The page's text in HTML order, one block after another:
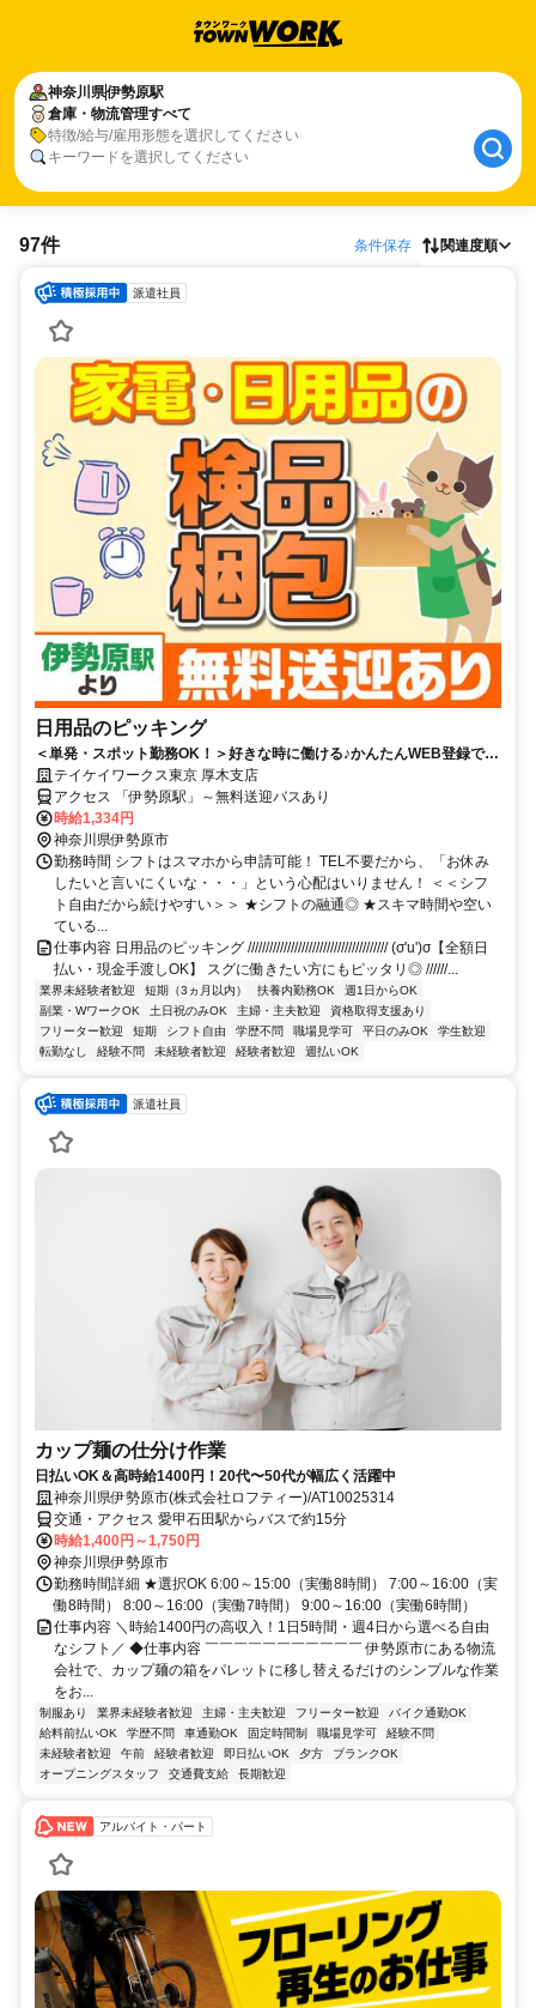
神奈川県伊勢原駅
倉庫・物流管理すべて
特徴/給与/雇用形態を選択してください
キーワードを選択してください
97件 条件保存 関連度順
派遣社員
日用品のピッキング
＜単発・スポット勤務OK！＞好きな時に働ける♪かんたんWEB登録で即
勤務！扶養内・Wワークにもオススメ！日払い◎
テイケイワークス東京 厚木支店
アクセス 「伊勢原駅」～無料送迎バスあり
時給1,334円
神奈川県伊勢原市
勤務時間 シフトはスマホから申請可能！ TEL不要だから、「お休み
したいと言いにくいな・・・」という心配はいりません！ ＜＜シフ
ト自由だから続けやすい＞＞ ★シフトの融通◎ ★スキマ時間や空い
ている...
仕事内容 日用品のピッキング /////////////////////////////////////// (σ'u')σ【全額日
払い・現金手渡しOK】 スグに働きたい方にもピッタリ◎ //////...
業界未経験者歓迎 短期（3ヵ月以内） 扶養内勤務OK
週1日からOK
副業・WワークOK
土日祝のみOK 主婦・主夫歓迎
資格取得支援あり
フリーター歓迎
短期 シフト自由 学歴不問 職場見学可 平日のみOK
学生歓迎
転勤なし
経験不問 未経験者歓迎 経験者歓迎 週払いOK
派遣社員
カップ麺の仕分け作業
日払いOK＆高時給1400円！20代〜50代が幅広く活躍中
神奈川県伊勢原市(株式会社ロフティー)/AT10025314
交通・アクセス 愛甲石田駅からバスで約15分
時給1,400円～1,750円
神奈川県伊勢原市
勤務時間詳細 ★選択OK 6:00～15:00（実働8時間） 7:00～16:00（実
働8時間） 8:00～16:00（実働7時間） 9:00～16:00（実働6時間）
仕事内容 ＼時給1400円の高収入！1日5時間・週4日から選べる自由
なシフト／ ◆仕事内容 ￣￣￣￣￣￣￣￣￣￣￣ 伊勢原市にある物流
会社で、カップ麺の箱をパレットに移し替えるだけのシンプルな作業
をお...
制服あり 業界未経験者歓迎 主婦・主夫歓迎 フリーター歓迎
バイク通勤OK
給料前払いOK
学歴不問 車通勤OK 固定時間制 職場見学可
経験不問
未経験者歓迎
午前 経験者歓迎 即日払いOK 夕方
ブランクOK
オープニングスタッフ
交通費支給 長期歓迎
アルバイト・パート